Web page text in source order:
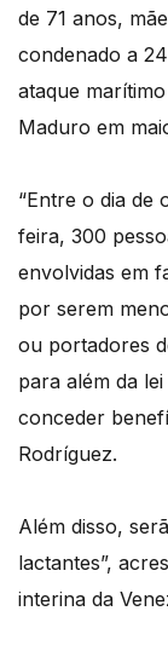
de 71 anos,
condenado a
ataque
Maduro em
“Entre o dia de
feira, 300
envolvidas em
por serem
ou portadores
para além da
conceder
Rodríguez.
Além disso,
lactantes”,
interina da